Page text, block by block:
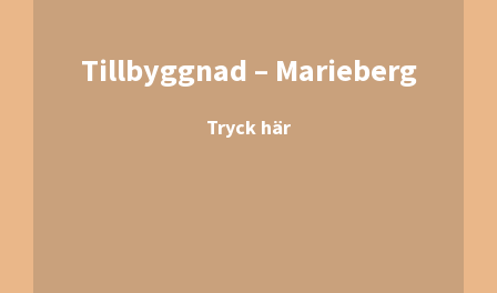
Tillbyggnad – Marieberg
Tryck här